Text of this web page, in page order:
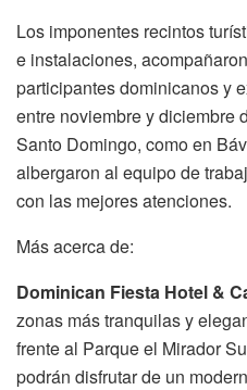
Los imponentes recintos
e instalaciones,
participantes dominicanos y
entre noviembre y diciembre
Santo Domingo, como en
albergaron al equipo de
con las mejores atenciones.
Más acerca de:
Dominican Fiesta Hotel &
zonas más tranquilas y
frente al Parque el Mirador
podrán disfrutar de un